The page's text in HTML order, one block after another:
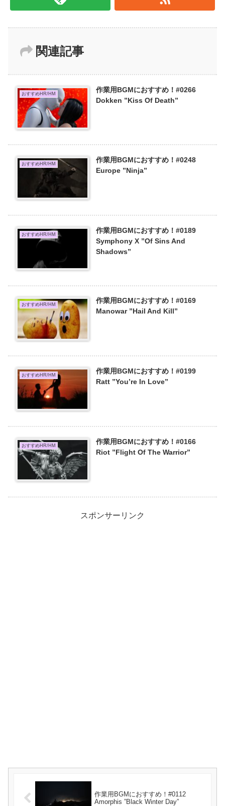
関連記事
おすすめHR/HM
作業用BGMにおすすめ！#0266
Dokken ”Kiss Of Death”
おすすめHR/HM
作業用BGMにおすすめ！#0248
Europe ”Ninja”
おすすめHR/HM
作業用BGMにおすすめ！#0189
Symphony X ”Of Sins And
Shadows”
おすすめHR/HM
作業用BGMにおすすめ！#0169
Manowar ”Hail And Kill”
おすすめHR/HM
作業用BGMにおすすめ！#0199
Ratt ”You’re In Love”
おすすめHR/HM
作業用BGMにおすすめ！#0166
Riot ”Flight Of The Warrior”
スポンサーリンク
作業用BGMにおすすめ！#0112
Amorphis ”Black Winter Day”